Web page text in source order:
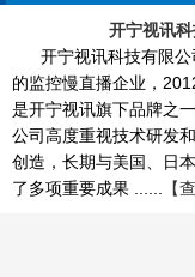
开宁视讯科
开宁视讯科技有限
的监控慢直播企业，
是开宁视讯旗下品牌之
公司高度重视技术研发
创造，长期与美国、日
了多项重要成果 ......
【